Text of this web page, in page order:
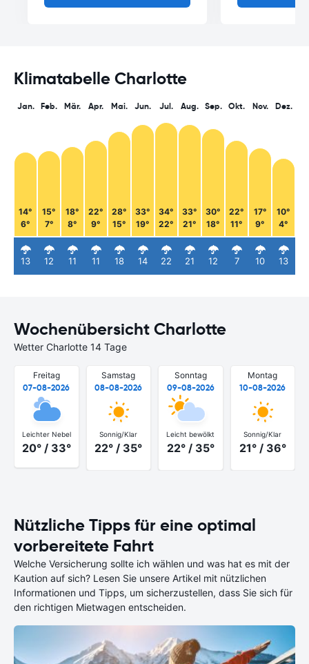
Klimatabelle Charlotte
Jan.
14°
6°
13
Feb.
15°
7°
12
Mär.
18°
8°
11
Apr.
22°
9°
11
Mai.
28°
15°
18
Jun.
33°
19°
14
Jul.
34°
22°
22
Aug.
33°
21°
21
Sep.
30°
18°
12
Okt.
22°
11°
7
Nov.
17°
9°
10
Dez.
10°
4°
13
Wochenübersicht Charlotte
Wetter Charlotte 14 Tage
Freitag
07-08-2026
Leichter Nebel
20° / 33°
Samstag
08-08-2026
Sonnig/Klar
22° / 35°
Sonntag
09-08-2026
Leicht bewölkt
22° / 35°
Montag
10-08-2026
Sonnig/Klar
21° / 36°
Nützliche Tipps für eine optimal
vorbereitete Fahrt
Welche Versicherung sollte ich wählen und was hat es mit der
Kaution auf sich? Lesen Sie unsere Artikel mit nützlichen
Informationen und Tipps, um sicherzustellen, dass Sie sich für
den richtigen Mietwagen entscheiden.